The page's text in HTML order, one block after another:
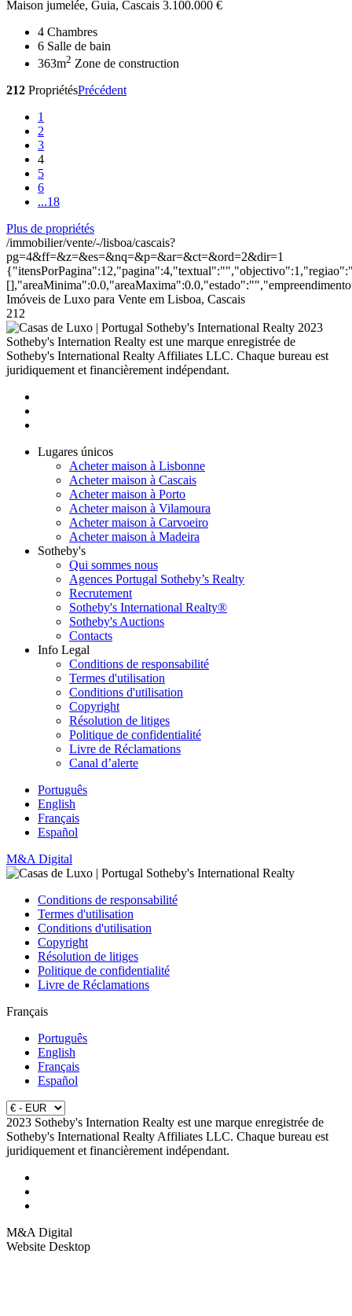
Maison jumelée, Guia, Cascais 3.100.000 €
4 Chambres
6 Salle de bain
363m2 Zone de construction
212 PropriétésPrécédent
1
2
3
4
5
6
...18
Plus de propriétés
/immobilier/vente/-/lisboa/cascais?
pg=4&ff=&z=&es=&nq=&p=&ar=&ct=&ord=2&dir=1
Imóveis de Luxo para Vente em Lisboa, Cascais
212
2023
Sotheby's Internation Realty est une marque enregistrée de
Sotheby's International Realty Affiliates LLC. Chaque bureau est
juridiquement et financièrement indépendant.
Lugares únicos
Acheter maison à Lisbonne
Acheter maison à Cascais
Acheter maison à Porto
Acheter maison à Vilamoura
Acheter maison à Carvoeiro
Acheter maison à Madeira
Sotheby's
Qui sommes nous
Agences Portugal Sotheby’s Realty
Recrutement
Sotheby's International Realty®
Sotheby's Auctions
Contacts
Info Legal
Conditions de responsabilité
Termes d'utilisation
Conditions d'utilisation
Copyright
Résolution de litiges
Politique de confidentialité
Livre de Réclamations
Canal d’alerte
Português
English
Français
Español
M&A Digital
Conditions de responsabilité
Termes d'utilisation
Conditions d'utilisation
Copyright
Résolution de litiges
Politique de confidentialité
Livre de Réclamations
Français
Português
English
Français
Español
2023 Sotheby's Internation Realty est une marque enregistrée de
Sotheby's International Realty Affiliates LLC. Chaque bureau est
juridiquement et financièrement indépendant.
M&A Digital
Website Desktop